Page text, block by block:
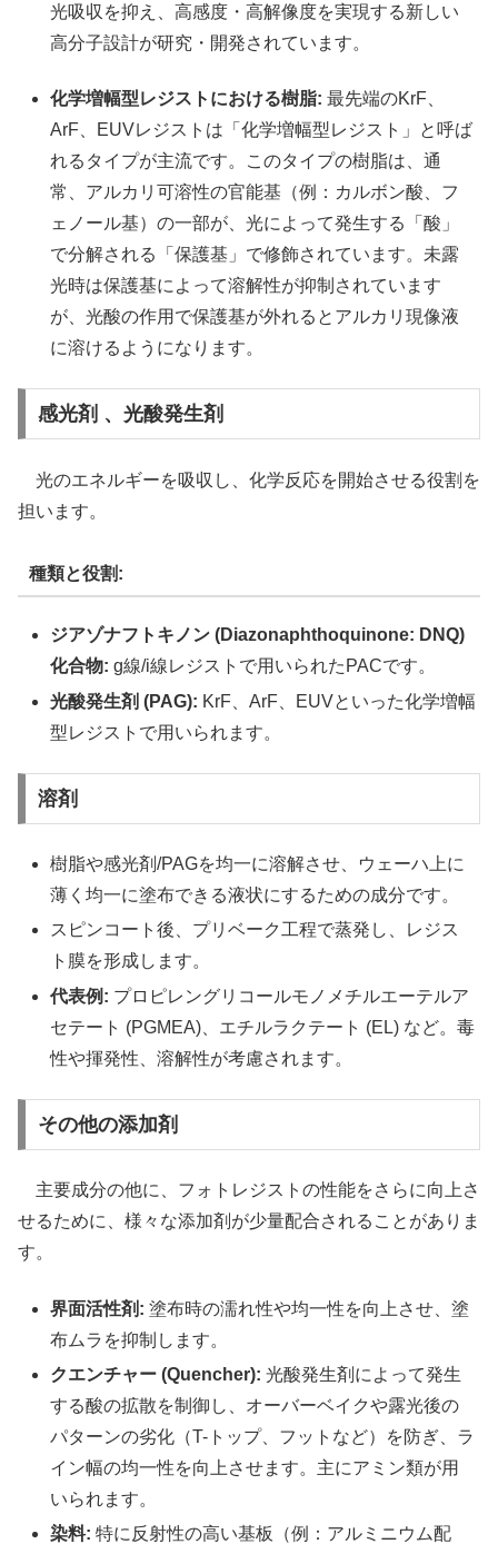
光吸収を抑え、高感度・高解像度を実現する新しい
高分子設計が研究・開発されています。
化学増幅型レジストにおける樹脂: 最先端のKrF、
ArF、EUVレジストは「化学増幅型レジスト」と呼ば
れるタイプが主流です。このタイプの樹脂は、通
常、アルカリ可溶性の官能基（例：カルボン酸、フ
ェノール基）の一部が、光によって発生する「酸」
で分解される「保護基」で修飾されています。未露
光時は保護基によって溶解性が抑制されています
が、光酸の作用で保護基が外れるとアルカリ現像液
に溶けるようになります。
感光剤 、光酸発生剤
光のエネルギーを吸収し、化学反応を開始させる役割を
担います。
種類と役割:
ジアゾナフトキノン (Diazonaphthoquinone: DNQ)
化合物: g線/i線レジストで用いられたPACです。
光酸発生剤 (PAG): KrF、ArF、EUVといった化学増幅
型レジストで用いられます。
溶剤
樹脂や感光剤/PAGを均一に溶解させ、ウェーハ上に
薄く均一に塗布できる液状にするための成分です。
スピンコート後、プリベーク工程で蒸発し、レジス
ト膜を形成します。
代表例: プロピレングリコールモノメチルエーテルア
セテート (PGMEA)、エチルラクテート (EL) など。毒
性や揮発性、溶解性が考慮されます。
その他の添加剤
主要成分の他に、フォトレジストの性能をさらに向上さ
せるために、様々な添加剤が少量配合されることがありま
す。
界面活性剤: 塗布時の濡れ性や均一性を向上させ、塗
布ムラを抑制します。
クエンチャー (Quencher): 光酸発生剤によって発生
する酸の拡散を制御し、オーバーベイクや露光後の
パターンの劣化（T-トップ、フットなど）を防ぎ、ラ
イン幅の均一性を向上させます。主にアミン類が用
いられます。
染料: 特に反射性の高い基板（例：アルミニウム配